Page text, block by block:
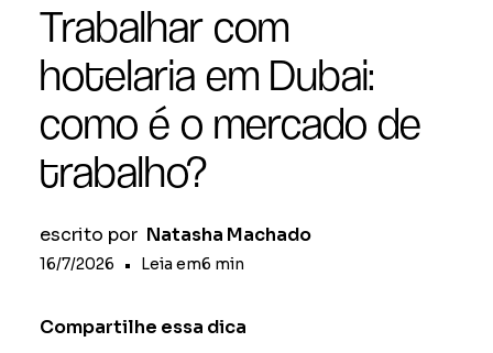
Trabalhar com
hotelaria em Dubai:
como é o mercado de
trabalho?
escrito por Natasha Machado
16/7/2026 • Leia em6 min
Compartilhe essa dica